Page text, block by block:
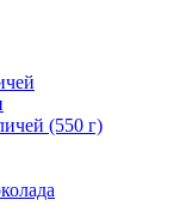
(550 г)